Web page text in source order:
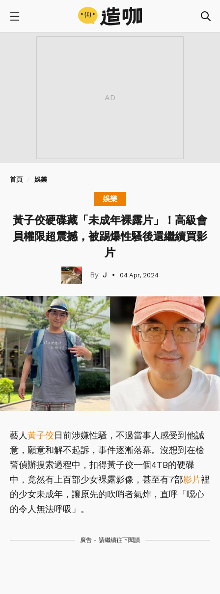
首頁 娛樂
娛樂
黃子佼硬碟藏「未成年裸露片」！高級會
員權限超震撼，被踢爆性騷後還繼續買影
片
J 04 Apr, 2024
藝人黃子佼日前涉嫌性騷，不過當事人感受到他誠
意，願意和解不起訴，事件逐漸落幕。沒想到在檢
警偵辦搜索過程中，扣得黃子佼一個4TB的硬碟
中，竟然有上百部少女裸露影像，甚至有7部影片裡
的少女未成年，讓原先的吹哨者氣炸，直呼「噁心
的令人無法呼吸」。
廣告 - 請繼續往下閱讀